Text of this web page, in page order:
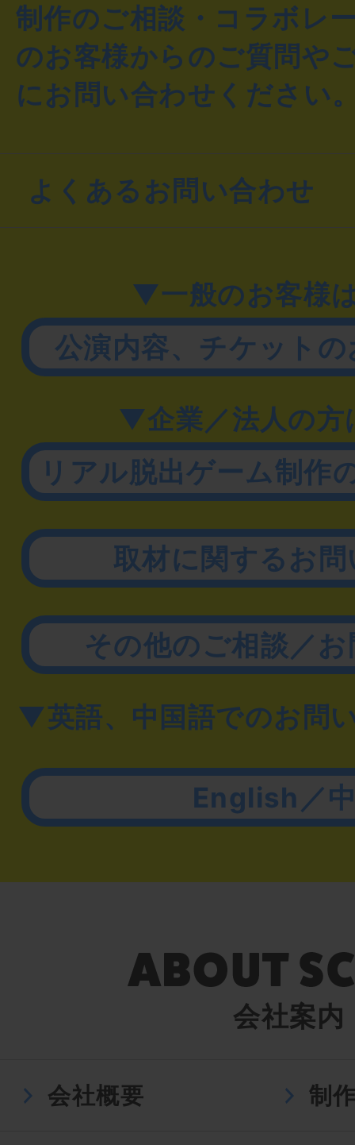
制作のご相談・コラボレ
のお客様からのご質問や
にお問い合わせください
よくあるお問い合わせ
▼一般のお客様
公演内容、チケット
▼企業／法人の方
リアル脱出ゲーム制作
取材に関するお
その他のご相談／
▼英語、中国語でのお問
English／
会社案内
会社概要 制